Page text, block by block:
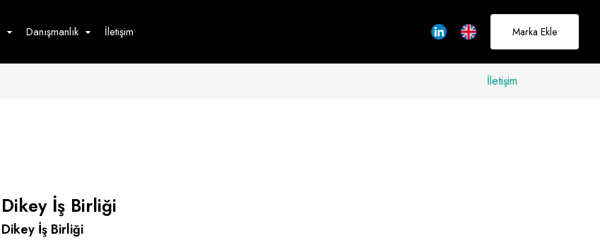
Danışmanlık İletişim Marka Ekle
İletişim
Dikey İş Birliği
Dikey İş Birliği